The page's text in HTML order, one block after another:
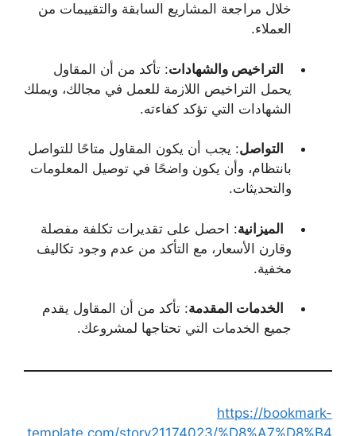
خلال مراجعة المشاريع السابقة والتقييمات من
العملاء.
التراخيص والشهادات: تأكد من أن المقاول
يحمل التراخيص اللازمة للعمل في مجالك، ويملك
الشهادات التي تؤكد كفاءته.
التواصل: يجب أن يكون المقاول متاحًا للتواصل
بانتظام، وأن يكون واضحًا في توصيل المعلومات
والتحديثات.
الميزانية: احصل على تقديرات تكلفة مفصلة
وقارن الأسعار، مع التأكد من عدم وجود تكاليف
مخفية.
الخدمات المقدمة: تأكد من أن المقاول يقدم
جميع الخدمات التي تحتاجها لمشروعك.
https://bookmark-
template.com/story21174023/%D8%A7%D8%B4